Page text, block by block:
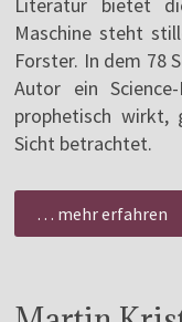
Maschine steht
Forster. In dem 78
Autor ein
prophetisch wirkt,
Sicht betrachtet.
… mehr erfahren